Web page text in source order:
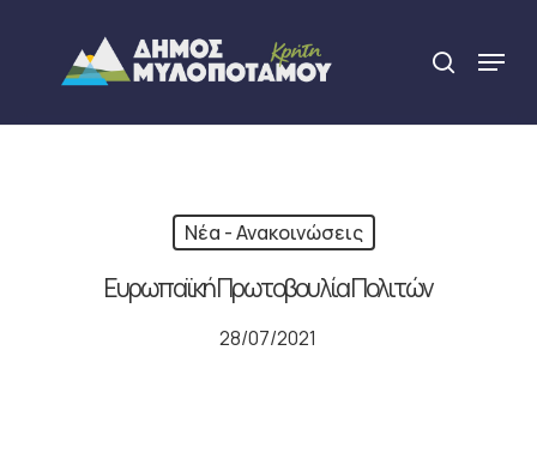
content
search
Menu
Νέα - Ανακοινώσεις
Ευρωπαϊκή Πρωτοβουλία Πολιτών
28/07/2021
Close